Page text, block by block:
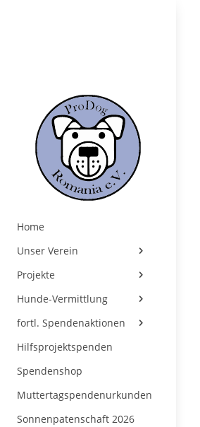
Home
Unser Verein
Projekte
Hunde-Vermittlung
fortl. Spendenaktionen
Hilfsprojektspenden
Spendenshop
Muttertagspendenurkunden
Sonnenpatenschaft 2026